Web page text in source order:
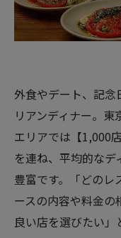
外食やデート、記念
リアンディナー。
エリアでは【1,000
を連ね、平均的な
豊富です。「どのレ
ースの内容や料金
良い店を選びたい」